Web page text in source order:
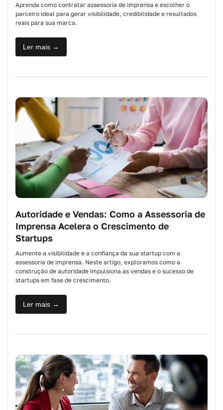
Aprenda como contratar assessoria de imprensa e escolher o
parceiro ideal para gerar visibilidade, credibilidade e resultados
reais para sua marca.
Ler mais →
Autoridade e Vendas: Como a Assessoria de
Imprensa Acelera o Crescimento de
Startups
Aumente a visibilidade e a confiança da sua startup com a
assessoria de imprensa. Neste artigo, exploramos como a
construção de autoridade impulsiona as vendas e o sucesso de
startups em fase de crescimento.
Ler mais →